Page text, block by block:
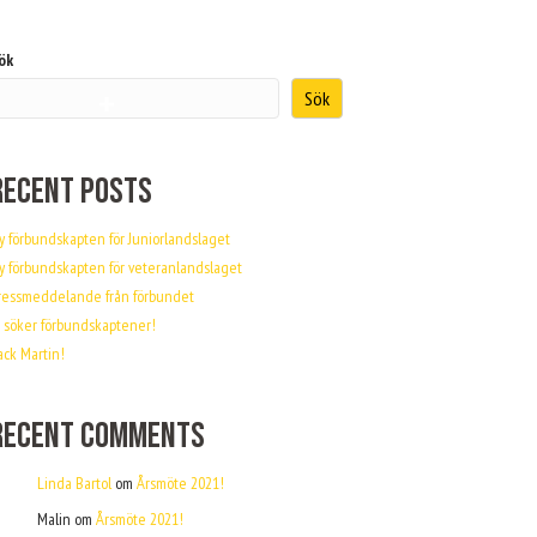
Sök
Posts
förbundskapten för Juniorlandslaget
förbundskapten för veteranlandslaget
från förbundet
söker förbundskaptener!
Martin!
Comments
Linda Bartolom Årsmöte 2021!
Malin om Årsmöte 2021!